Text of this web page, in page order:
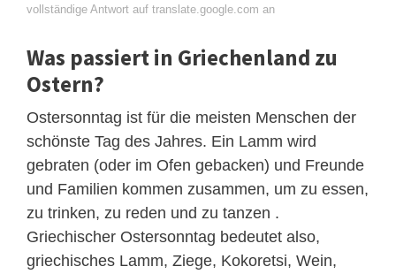
vollständige Antwort auf translate.google.com an
Was passiert in Griechenland zu
Ostern?
Ostersonntag ist für die meisten Menschen der
schönste Tag des Jahres. Ein Lamm wird
gebraten (oder im Ofen gebacken) und Freunde
und Familien kommen zusammen, um zu essen,
zu trinken, zu reden und zu tanzen .
Griechischer Ostersonntag bedeutet also,
griechisches Lamm, Ziege, Kokoretsi, Wein,